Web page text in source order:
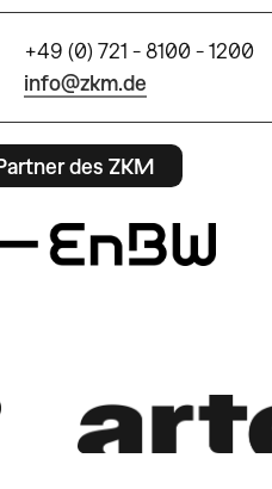
+49 (0) 721 - 8100 - 1200
info@zkm.de
des ZKM